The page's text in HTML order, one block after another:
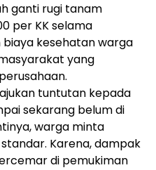
ganti rugi tanam
per KK selama
kesehatan warga
yang
tuntutan kepada
sekarang belum di
warga minta
Karena, dampak
di pemukiman